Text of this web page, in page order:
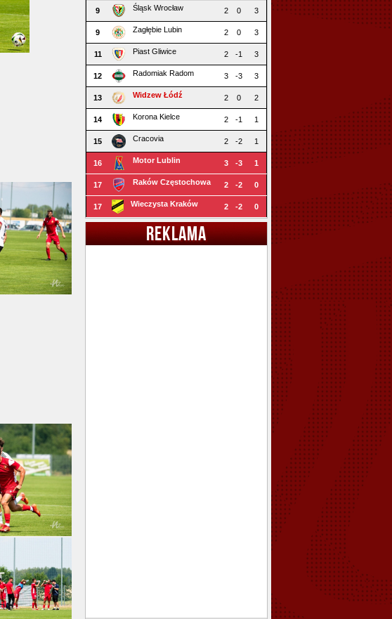
9 Śląsk Wrocław 2 0 3
9 Zagłębie Lubin 2 0 3
11 Piast Gliwice 2 -1 3
12 Radomiak Radom 3 -3 3
13 Widzew Łódź 2 0 2
14 Korona Kielce 2 -1 1
15 Cracovia 2 -2 1
16 Motor Lublin 3 -3 1
17 Raków Częstochowa 2 -2 0
17 Wieczysta Kraków 2 -2 0
REKLAMA